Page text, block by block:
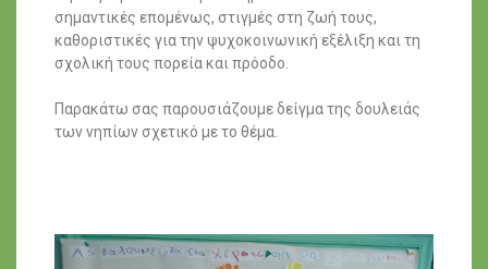
σημαντικές επομένως, στιγμές στη ζωή τους,
καθοριστικές για την ψυχοκοινωνική εξέλιξη και τη
σχολική τους πορεία και πρόοδο.
Παρακάτω σας παρουσιάζουμε δείγμα της δουλειάς
των νηπίων σχετικό με το θέμα.